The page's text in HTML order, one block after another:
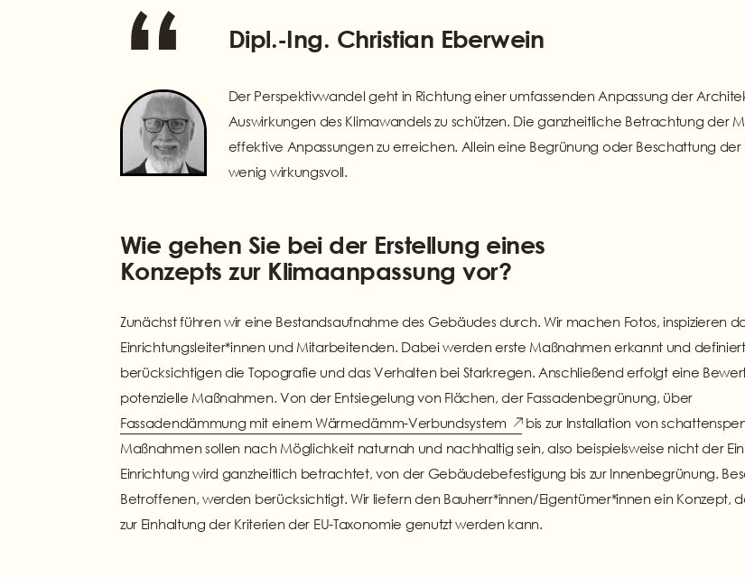
“ Dipl.-Ing. Christian Eberwein
Der Perspektivwandel geht in Richtung einer umfassenden Anpassung der
Auswirkungen des Klimawandels zu schützen. Die ganzheitliche Betrachtung der
effektive Anpassungen zu erreichen. Allein eine Begrünung oder Beschattung
wenig wirkungsvoll.
Wie gehen Sie bei der Erstellung eines
Konzepts zur Klimaanpassung vor?
Zunächst führen wir eine Bestandsaufnahme des Gebäudes durch. Wir machen Fotos, inspizieren
Einrichtungsleiter*innen und Mitarbeitenden. Dabei werden erste Maßnahmen erkannt und
berücksichtigen die Topografie und das Verhalten bei Starkregen. Anschließend erfolgt eine
potenzielle Maßnahmen. Von der Entsiegelung von Flächen, der Fassadenbegrünung, über
Fassadendämmung mit einem Wärmedämm-Verbundsystem
bis zur Installation von
Maßnahmen sollen nach Möglichkeit naturnah und nachhaltig sein, also beispielsweise nicht der
Einrichtung wird ganzheitlich betrachtet, von der Gebäudebefestigung bis zur Innenbegrünung.
Betroffenen, werden berücksichtigt. Wir liefern den Bauherr*innen/Eigentümer*innen ein Konzept,
zur Einhaltung der Kriterien der EU-Taxonomie genutzt werden kann.